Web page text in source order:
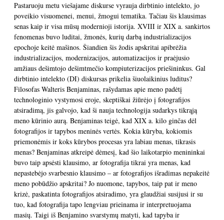
Pastaruoju metu viešajame diskurse vyrauja dirbtinio intelekto, jo
poveikio visuomenei, menui, žmogui tematika. Tačiau šis klausimas
senas kaip ir visa mūsų modernioji istorija. XVIII ir XIX a. sankirtos
fenomenas buvo luditai, žmonės, kurių darbą industrializacijos
epochoje keitė mašinos. Šiandien šis žodis apskritai apibrėžia
industrializacijos, modernizacijos, automatizacijos ir praėjusio
amžiaus dešimtojo dešimtmečio kompiuterizacijos priešininkus. Gal
dirbtinio intelekto (DI) diskursas prikelia šiuolaikinius luditus?
Filosofas Walteris Benjaminas, rašydamas apie meno padėtį
technologinio vystymosi eroje, skeptiškai žiūrėjo į fotografijos
atsiradimą, jis galvojo, kad ši nauja technologija sudarkys tikrąją
meno kūrinio aurą. Benjaminas teigė, kad XIX a. kilo ginčas dėl
fotografijos ir tapybos meninės vertės. Kokia kūryba, kokiomis
priemonėmis ir koks kūrybos procesas yra labiau menas, tikrasis
menas? Benjaminas atkreipė dėmesį, kad šio laikotarpio menininkai
buvo taip apsėsti klausimo, ar fotografija tikrai yra menas, kad
nepastebėjo svarbesnio klausimo – ar fotografijos išradimas nepakeitė
meno pobūdžio apskritai? Jo nuomone, tapybos, taip pat ir meno
krizė, paskatinta fotografijos atsiradimo, yra glaudžiai susijusi ir su
tuo, kad fotografija tapo lengviau prieinama ir interpretuojama
masių. Taigi iš Benjamino svarstymų matyti, kad tapyba ir